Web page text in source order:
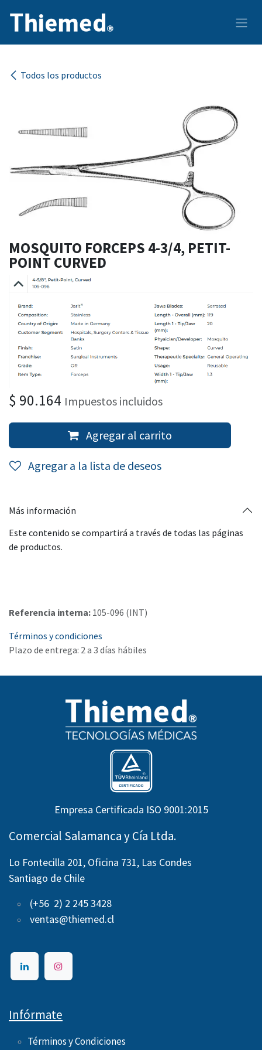
Todos los productos
MOSQUITO FORCEPS 4-3/4, PETIT-
POINT CURVED
$ 90.164 Impuestos incluidos
Agregar al carrito
Agregar a la lista de deseos
Más información
Este contenido se compartirá a través de todas las páginas
de productos.
Referencia interna: 105-096 (INT)
Términos y condiciones
Plazo de entrega: 2 a 3 días hábiles
Empresa Certificada ISO 9001:2015
Comercial Salamanca y Cía Ltda.
Lo Fontecilla 201, Oficina 731, Las Condes
Santiago de Chile
(+56 2) 2 245 3428
ventas@thiemed.cl
Infórmate
Términos y Condiciones